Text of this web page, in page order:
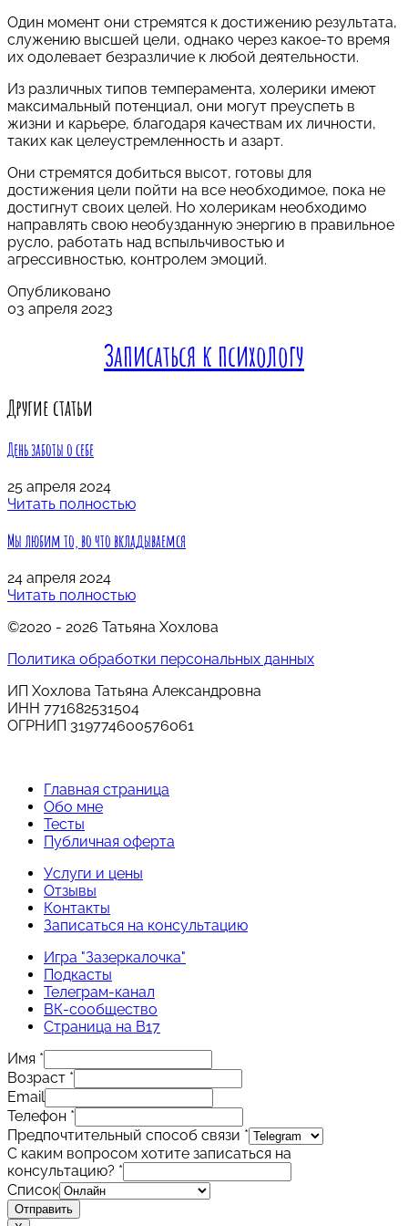
Один момент они стремятся к достижению результата,
служению высшей цели, однако через какое-то время
их одолевает безразличие к любой деятельности.
Из различных типов темперамента, холерики имеют
максимальный потенциал, они могут преуспеть в
жизни и карьере, благодаря качествам их личности,
таких как целеустремленность и азарт.
Они стремятся добиться высот, готовы для
достижения цели пойти на все необходимое, пока не
достигнут своих целей. Но холерикам необходимо
направлять свою необузданную энергию в правильное
русло, работать над вспыльчивостью и
агрессивностью, контролем эмоций.
Опубликовано
03 апреля 2023
Записаться к психологу
Другие статьи
День заботы о себе
25 апреля 2024
Читать полностью
Мы любим то, во что вкладываемся
24 апреля 2024
Читать полностью
©2020 - 2026 Татьяна Хохлова
Политика обработки персональных данных
ИП Хохлова Татьяна Александровна
ИНН 771682531504
ОГРНИП 319774600576061
Главная страница
Обо мне
Тесты
Публичная оферта
Услуги и цены
Отзывы
Контакты
Записаться на консультацию
Игра "Зазеркалочка"
Подкасты
Телеграм-канал
ВК-сообщество
Страница на B17
Имя *
Возраст *
Email
Телефон *
Предпочтительный способ связи *
С каким вопросом хотите записаться на
консультацию? *
Список
Отправить